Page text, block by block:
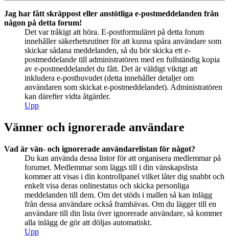
Jag har fått skräppost eller anstötliga e-postmeddelanden från
någon på detta forum!
Det var tråkigt att höra. E-postformuläret på detta forum
innehåller säkerhetsrutiner för att kunna spåra användare som
skickar sådana meddelanden, så du bör skicka ett e-
postmeddelande till administratören med en fullständig kopia
av e-postmeddelandet du fått. Det är väldigt viktigt att
inkludera e-posthuvudet (detta innehåller detaljer om
användaren som skickat e-postmeddelandet). Administratören
kan därefter vidta åtgärder.
Upp
Vänner och ignorerade användare
Vad är vän- och ignorerade användarelistan för något?
Du kan använda dessa listor för att organisera medlemmar på
forumet. Medlemmar som läggs till i din vänskapslista
kommer att visas i din kontrollpanel vilket låter dig snabbt och
enkelt visa deras onlinestatus och skicka personliga
meddelanden till dem. Om det stöds i mallen så kan inlägg
från dessa användare också framhävas. Om du lägger till en
användare till din lista över ignorerade användare, så kommer
alla inlägg de gör att döljas automatiskt.
Upp